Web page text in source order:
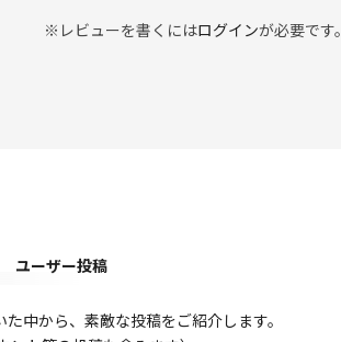
※レビューを書くにはログインが必要です。
ユーザー投稿
中から、素敵な投稿をご紹介します。